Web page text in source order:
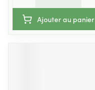
Ajouter au panier